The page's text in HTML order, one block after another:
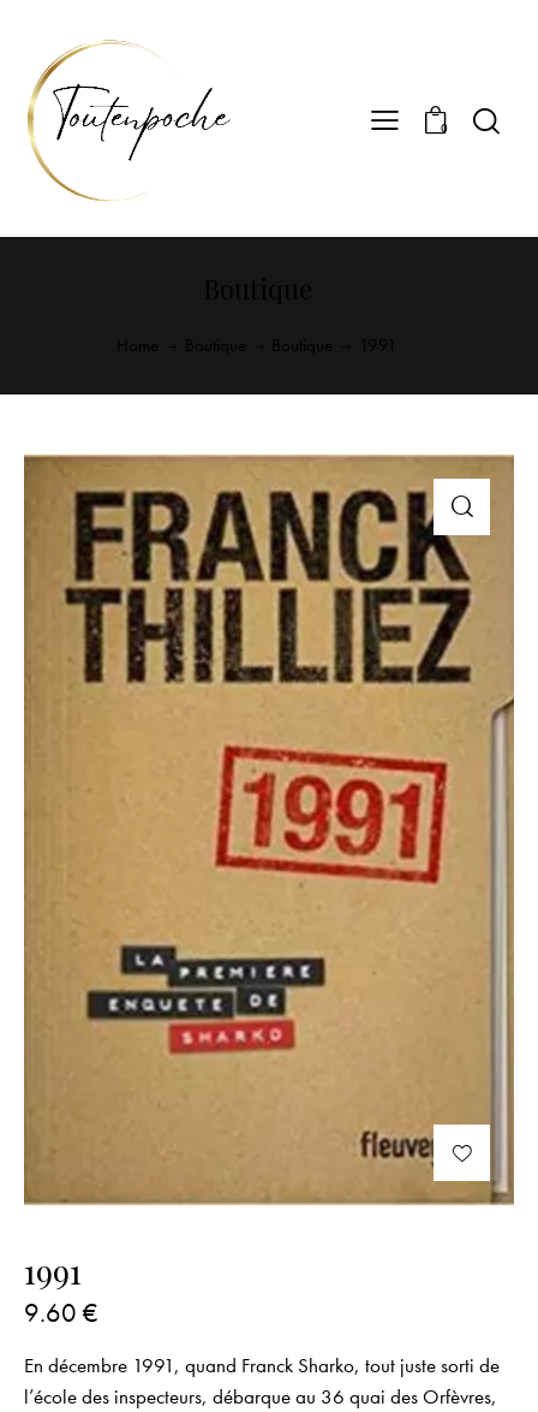
0
1991
9.60 €
En décembre 1991, quand Franck Sharko, tout juste sorti de
l’école des inspecteurs, débarque au 36 quai des Orfèvres,